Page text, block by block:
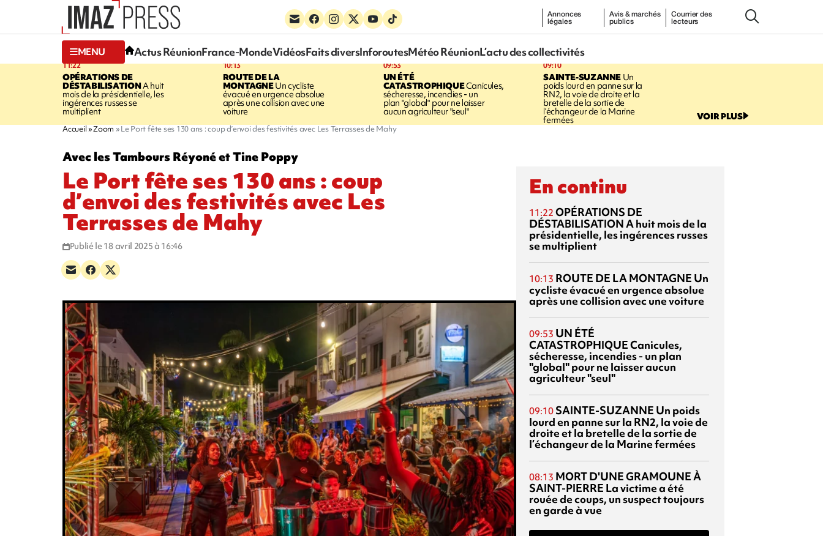
Annonces
légales
Avis & marchés
publics
Courrier des
lecteurs
MENU Actus RéunionFrance-MondeVidéosFaits diversInforoutesMétéo RéunionL’actu des collectivités
11:22
OPÉRATIONS DE
DÉSTABILISATIONA huit
mois de la présidentielle, les
ingérences russes se
multiplient
10:13
ROUTE DE LA
MONTAGNEUn cycliste
évacué en urgence absolue
après une collision avec une
voiture
09:53
UN ÉTÉ
CATASTROPHIQUECanicules,
sécheresse, incendies - un
plan "global" pour ne laisser
aucun agriculteur "seul"
09:10
SAINTE-SUZANNEUn
poids lourd en panne sur la
RN2, la voie de droite et la
bretelle de la sortie de
l’échangeur de la Marine
fermées VOIR PLUS
Accueil Zoom Le Port fête ses 130 ans : coup d’envoi des festivités avec Les Terrasses de Mahy
Avec les Tambours Réyoné et Tine Poppy
Le Port fête ses 130 ans : coup
d’envoi des festivités avec Les
Terrasses de Mahy
Publié le 18 avril 2025 à 16:46
En continu
11:22 OPÉRATIONS DE
DÉSTABILISATIONA huit mois de la
présidentielle, les ingérences russes
se multiplient
10:13 ROUTE DE LA MONTAGNE Un
cycliste évacué en urgence absolue
après une collision avec une voiture
09:53 UN ÉTÉ
CATASTROPHIQUECanicules,
sécheresse, incendies - un plan
"global" pour ne laisser aucun
agriculteur "seul"
09:10 SAINTE-SUZANNE Un poids
lourd en panne sur la RN2, la voie de
droite et la bretelle de la sortie de
l’échangeur de la Marine fermées
08:13 MORT D'UNE GRAMOUNE À
SAINT-PIERRE La victime a été
rouée de coups, un suspect toujours
en garde à vue